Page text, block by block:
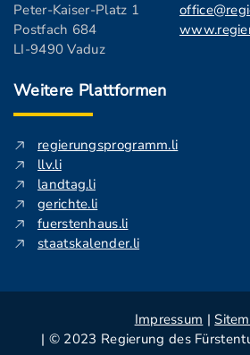
Peter-Kaiser-Platz 1
Postfach 684
LI-9490 Vaduz
Weitere Plattformen
regierungsprogramm.li
llv.li
landtag.li
gerichte.li
fuerstenhaus.li
staatskalender.li
Impressum |
| © 2023 Regierung des